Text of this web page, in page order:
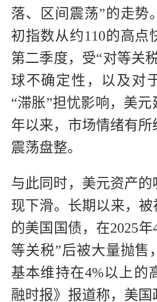
落、区间震荡”的走势
初指数从约110的高点
第二季度，受“对等关
球不确定性，以及对
“滞胀”担忧影响，美
年以来，市场情绪有所
震荡盘整。
与此同时，美元资产的
现下滑。长期以来，被
的美国国债，在2025
等关税”后被大量抛售
基本维持在4%以上的
融时报》报道称，美